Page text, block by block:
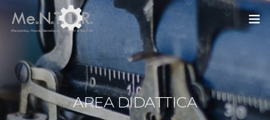
PROGETTO
AREA DIDATTICAAREA DIDATTICA